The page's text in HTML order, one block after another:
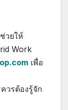
วยให้
Work
เพื่อ
วรต้องรู้จัก